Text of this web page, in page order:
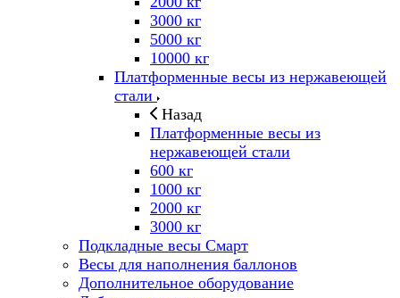
3000 кг
5000 кг
10000 кг
Платформенные весы из нержавеющей
стали
Назад
Платформенные весы из
нержавеющей стали
600 кг
1000 кг
2000 кг
3000 кг
Подкладные весы Смарт
Весы для наполнения баллонов
Дополнительное оборудование